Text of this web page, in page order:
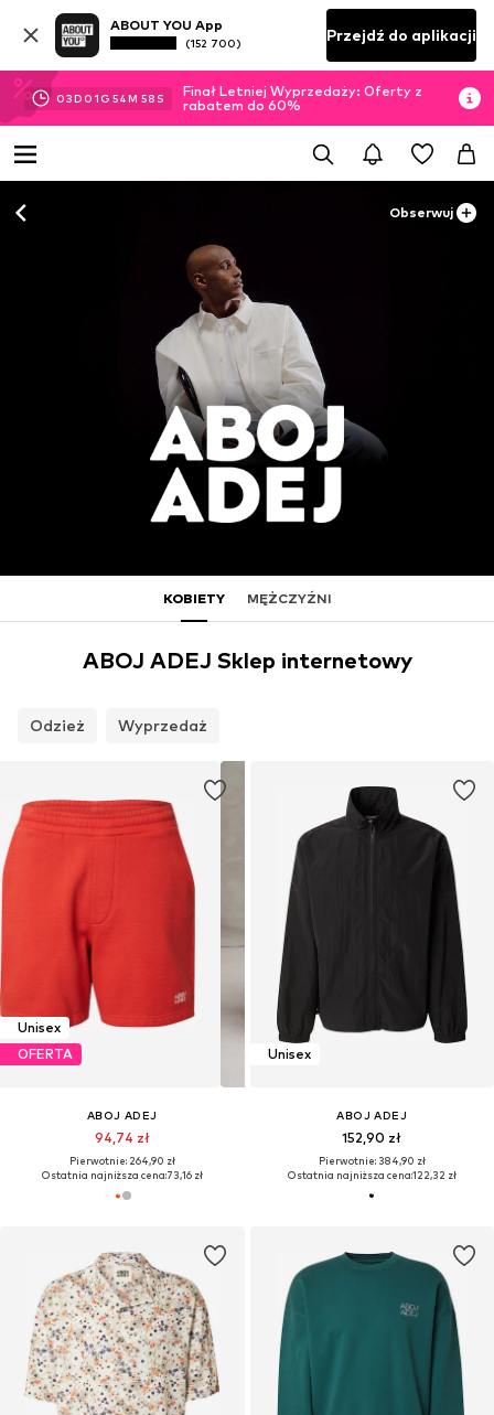
ABOUT YOU App
(152 700) Przejdź do aplikacji
03D 01 G 54M 57 S
Finał Letniej Wyprzedaży: Oferty z
rabatem do 60%
Obserwuj
KOBIETY MĘŻCZYŹNI
ABOJ ADEJ Sklep internetowy
Odzież Wyprzedaż
Unisex
OFERTA
ABOJ ADEJ
94,74 zł
Pierwotnie: 264,90 zł
Ostatnia najniższa cena:73,16 zł
Unisex
ABOJ ADEJ
152,90 zł
Pierwotnie: 384,90 zł
Ostatnia najniższa cena:122,32 zł